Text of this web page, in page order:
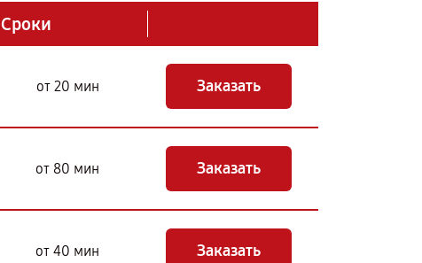
Сроки
от 20 мин Заказать
от 80 мин Заказать
от 40 мин Заказать